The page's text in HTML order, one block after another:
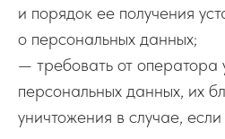
и порядок ее получения
о персональных данных;
— требовать от оператора
персональных данных, их
уничтожения в случае,